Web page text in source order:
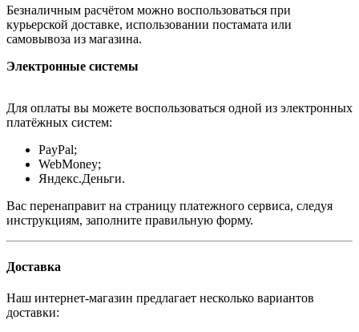
Безналичным расчётом можно воспользоваться при
курьерской доставке, использовании постамата или
самовывоза из магазина.
Электронные системы
Для оплаты вы можете воспользоваться одной из электронных
платёжных систем:
PayPal;
WebMoney;
Яндекс.Деньги.
Вас перенаправит на страницу платежного сервиса, следуя
инструкциям, заполните правильную форму.
Доставка
Наш интернет-магазин предлагает несколько вариантов
доставки: